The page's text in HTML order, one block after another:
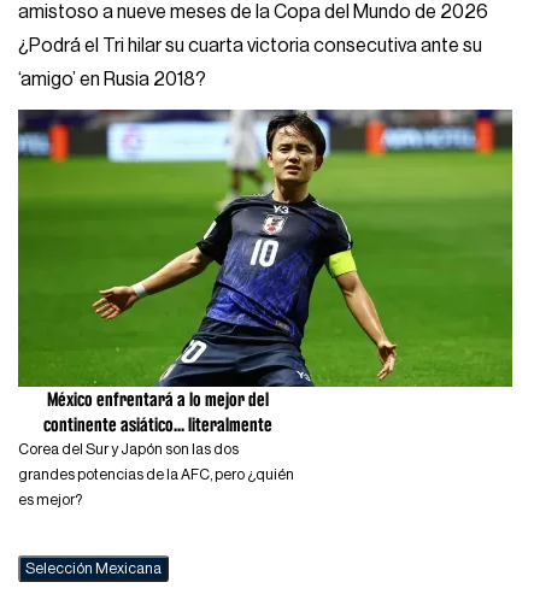
amistoso a nueve meses de la Copa del Mundo de 2026
¿Podrá el Tri hilar su cuarta victoria consecutiva ante su
‘amigo’ en Rusia 2018?
México enfrentará a lo mejor del
continente asiático... literalmente
Corea del Sur y Japón son las dos
grandes potencias de la AFC, pero ¿quién
es mejor?
Selección Mexicana